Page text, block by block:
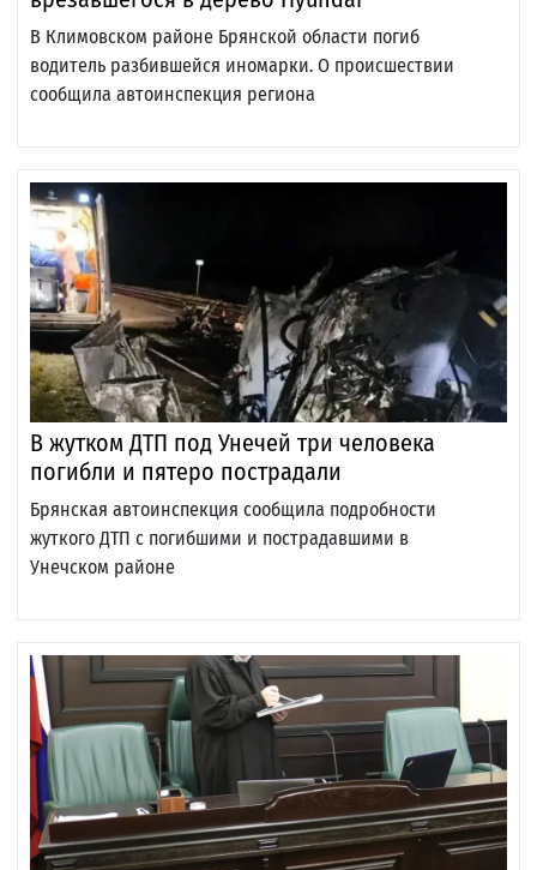
В Климовском районе Брянской области погиб
водитель разбившейся иномарки. О происшествии
сообщила автоинспекция региона
В жутком ДТП под Унечей три человека
погибли и пятеро пострадали
Брянская автоинспекция сообщила подробности
жуткого ДТП с погибшими и пострадавшими в
Унечском районе